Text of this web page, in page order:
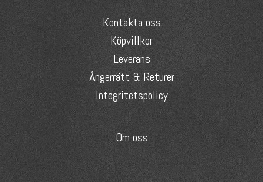
Kontakta oss
Köpvillkor
Leverans
Ångerrätt & Returer
Integritetspolicy
Om oss